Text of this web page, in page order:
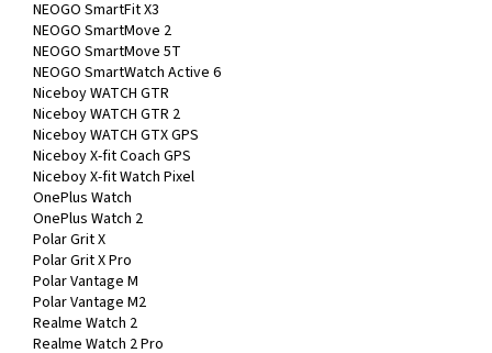
NEOGO SmartFit X3
NEOGO SmartMove 2
NEOGO SmartMove 5T
NEOGO SmartWatch Active 6
Niceboy WATCH GTR
Niceboy WATCH GTR 2
Niceboy WATCH GTX GPS
Niceboy X-fit Coach GPS
Niceboy X-fit Watch Pixel
OnePlus Watch
OnePlus Watch 2
Polar Grit X
Polar Grit X Pro
Polar Vantage M
Polar Vantage M2
Realme Watch 2
Realme Watch 2 Pro